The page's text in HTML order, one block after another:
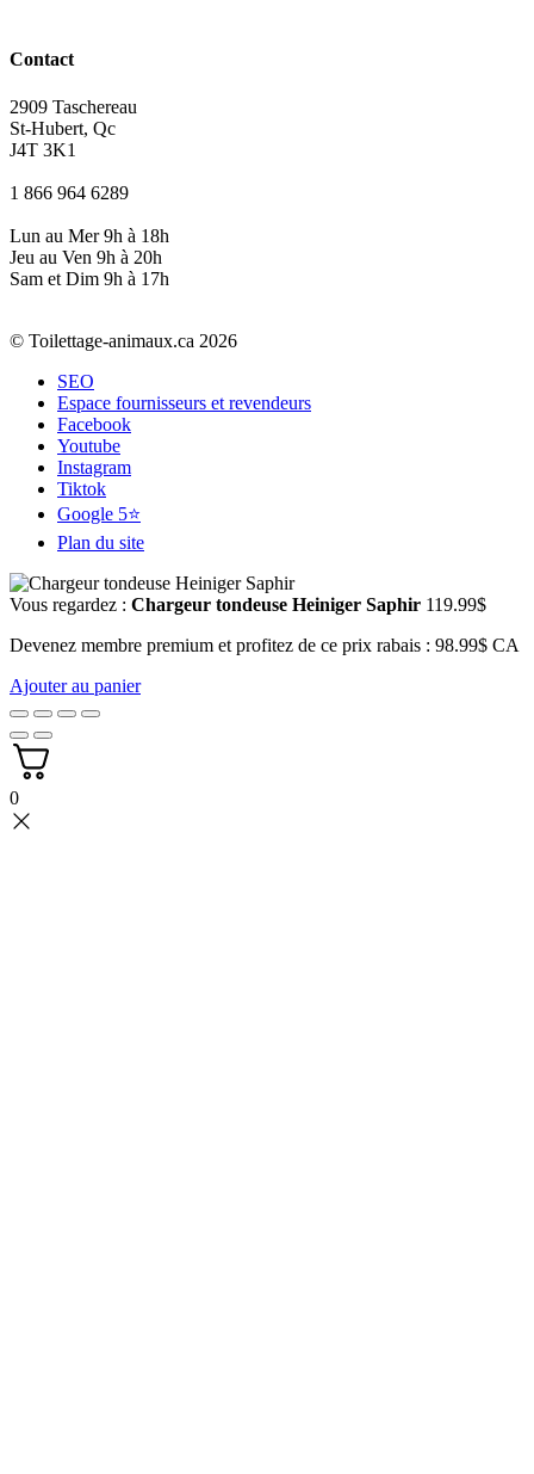
Contact
2909 Taschereau
St-Hubert, Qc
J4T 3K1
1 866 964 6289
Lun au Mer 9h à 18h
Jeu au Ven 9h à 20h
Sam et Dim 9h à 17h
© Toilettage-animaux.ca 2026
SEO
Espace fournisseurs et revendeurs
Facebook
Youtube
Instagram
Tiktok
Google 5⭐
Plan du site
Vous regardez : Chargeur tondeuse Heiniger Saphir 119.99$
Devenez membre premium et profitez de ce prix rabais : 98.99$ CA
Ajouter au panier
0